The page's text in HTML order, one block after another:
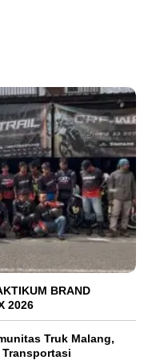
BRAND
2026
Truk Malang,